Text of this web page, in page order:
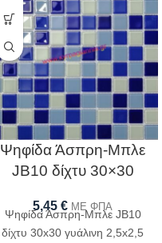
Ψηφίδα Άσπρη-Μπλε
JB10 δίχτυ 30×30
5,45 € ΜΕ ΦΠΑ
Ψηφίδα Άσπρη-Μπλε JB10
δίχτυ 30x30 γυάλινη 2,5x2,5